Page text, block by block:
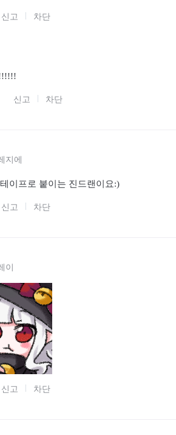
신고 차단
신고 차단
지에
이프로 붙이는 진드랜이요:)
신고 차단
이
신고 차단